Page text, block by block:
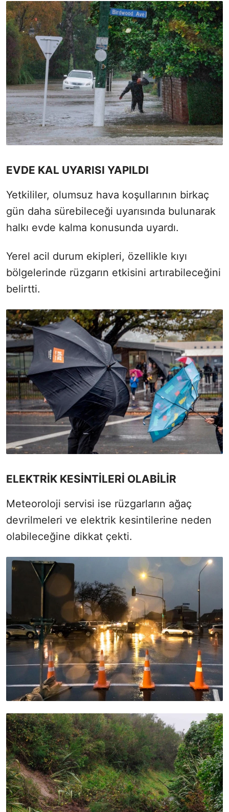
EVDE KAL UYARISI YAPILDI
Yetkililer, olumsuz hava koşullarının birkaç
gün daha sürebileceği uyarısında bulunarak
halkı evde kalma konusunda uyardı.
Yerel acil durum ekipleri, özellikle kıyı
bölgelerinde rüzgarın etkisini artırabileceğini
belirtti.
ELEKTRİK KESİNTİLERİ OLABİLİR
Meteoroloji servisi ise rüzgarların ağaç
devrilmeleri ve elektrik kesintilerine neden
olabileceğine dikkat çekti.